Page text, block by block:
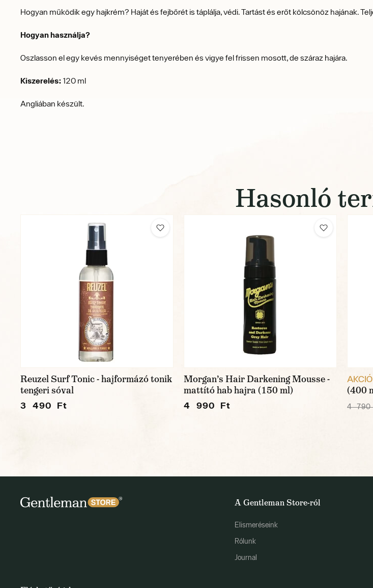
Hogyan működik egy hajkrém? Haját és fejbőrét is táplálja, védi. Tartást és erőt kölcsönöz hajának.
Hogyan használja?
Oszlasson el egy kevés mennyiséget tenyerében és vigye fel frissen mosott, de száraz hajára.
Kiszerelés: 120 ml
Angliában készült.
Hasonló
Reuzel Surf Tonic - hajformázó tonik
tengeri sóval
3 490 Ft
Morgan’s Hair Darkening Mousse -
mattító hab hajra (150 ml)
4 990 Ft
(400
4 790
A Gentleman Store-ról
Elismeréseink
Rólunk
Journal